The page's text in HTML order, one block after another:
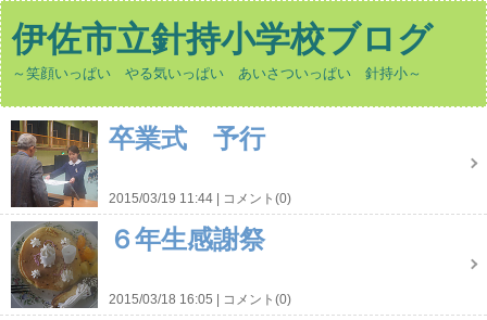
伊佐市立針持小学校ブログ
～笑顔いっぱい やる気いっぱい あいさついっぱい 針持小～
卒業式 予行
2015/03/19 11:44 コメント(0)
６年生感謝祭
2015/03/18 16:05 コメント(0)